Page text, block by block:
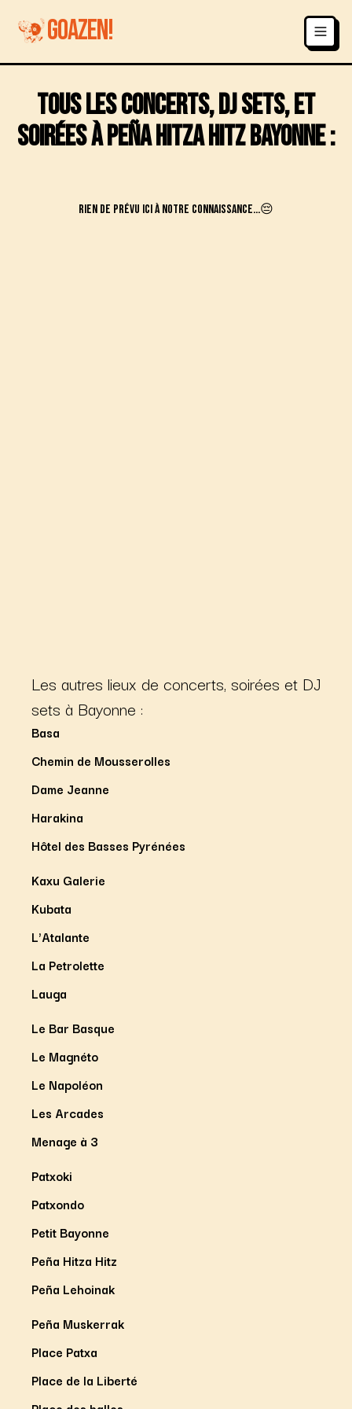
GOAZEN!
Tous les concerts, DJ sets, et
soirées àPeña Hitza HitzBayonne:
Rien de prévu ici à notre connaissance...😔
Les autres lieux de concerts, soirées et DJ
sets à Bayonne :
Basa
Chemin de Mousserolles
Dame Jeanne
Harakina
Hôtel des Basses Pyrénées
Kaxu Galerie
Kubata
L'Atalante
La Petrolette
Lauga
Le Bar Basque
Le Magnéto
Le Napoléon
Les Arcades
Menage à 3
Patxoki
Patxondo
Petit Bayonne
Peña Hitza Hitz
Peña Lehoinak
Peña Muskerrak
Place Patxa
Place de la Liberté